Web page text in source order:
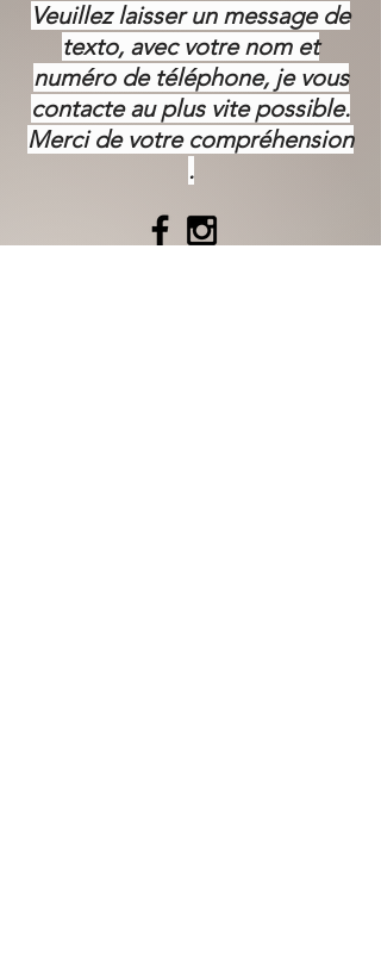
Veuillez laisser un message de
texto, avec votre nom et
numéro de téléphone, je vous
contacte au plus vite possible.
Merci de votre compréhension
.